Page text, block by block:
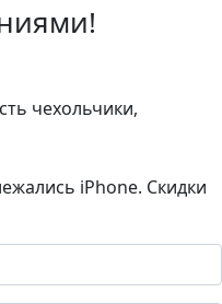
чехольчики,
iPhone. Скидки